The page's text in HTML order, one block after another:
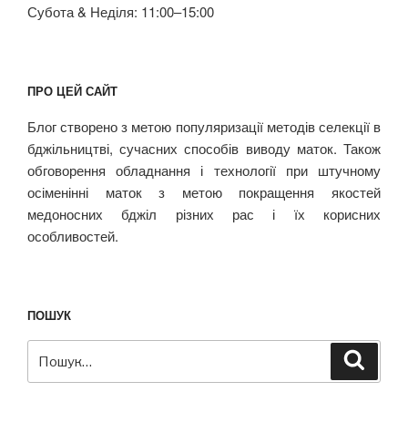
Субота & Неділя: 11:00–15:00
ПРО ЦЕЙ САЙТ
Блог створено з метою популяризації методів селекції в
бджільництві, сучасних способів виводу маток. Також
обговорення обладнання і технології при штучному
осіменінні маток з метою покращення якостей
медоносних бджіл різних рас і їх корисних
особливостей.
ПОШУК
за